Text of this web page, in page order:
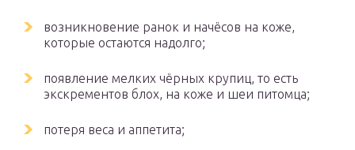
возникновение ранок и начёсов на коже,
которые остаются надолго;
появление мелких чёрных крупиц, то есть
экскрементов блох, на коже и шеи питомца;
потеря веса и аппетита;